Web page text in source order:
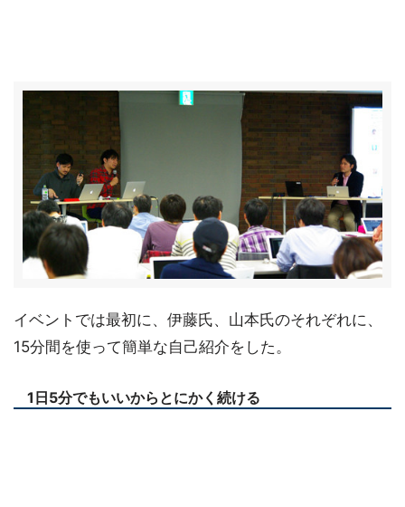
イベントでは最初に、伊藤氏、山本氏のそれぞれに、
15分間を使って簡単な自己紹介をした。
1日5分でもいいからとにかく続ける